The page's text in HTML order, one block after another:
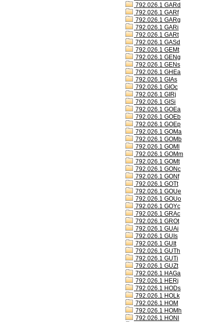
792.026.1 GARd
792.026.1 GARf
792.026.1 GARg
792.026.1 GARi
792.026.1 GARt
792.026.1 GASd
792.026.1 GEMt
792.026.1 GENg
792.026.1 GENs
792.026.1 GHEa
792.026.1 GIAs
792.026.1 GIOc
792.026.1 GIRj
792.026.1 GISi
792.026.1 GOEa
792.026.1 GOEb
792.026.1 GOEp
792.026.1 GOMa
792.026.1 GOMb
792.026.1 GOMl
792.026.1 GOMm
792.026.1 GOMt
792.026.1 GONc
792.026.1 GONf
792.026.1 GOTt
792.026.1 GOUe
792.026.1 GOUo
792.026.1 GOYc
792.026.1 GRAc
792.026.1 GROt
792.026.1 GUAi
792.026.1 GUIs
792.026.1 GUIt
792.026.1 GUTh
792.026.1 GUTi
792.026.1 GUZt
792.026.1 HAGa
792.026.1 HERj
792.026.1 HODs
792.026.1 HOLk
792.026.1 HOM
792.026.1 HOMh
792.026.1 HONl